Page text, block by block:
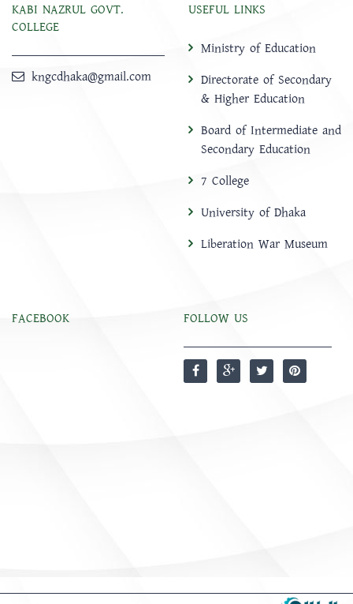
KABI NAZRUL GOVT.
COLLEGE
kngcdhaka@gmail.com
USEFUL LINKS
Ministry of Education
Directorate of Secondary
& Higher Education
Board of Intermediate and
Secondary Education
7 College
University of Dhaka
Liberation War Museum
FACEBOOK FOLLOW US